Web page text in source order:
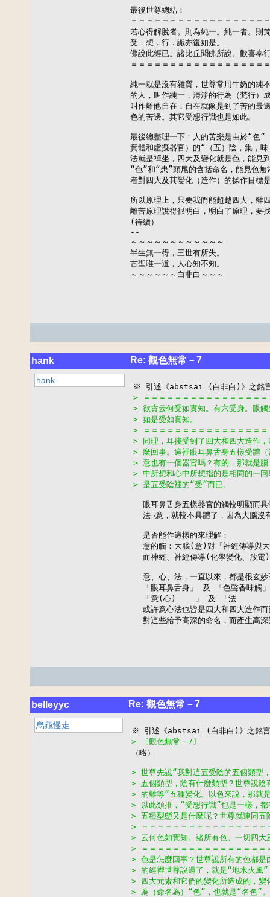
最後世尊總結：
＝＝＝＝＝＝＝＝＝＝＝＝＝＝＝＝＝
若心得解脫者。則為純一。純一者。則
受．想．行．識亦復如是。
佛說此經已。諸比丘聞佛所說。歡喜奉
＝＝＝＝＝＝＝＝＝＝＝＝＝＝＝＝＝
純一就是沒有雜質，世尊常用牛奶的純
的人，叫作純一，清淨的行為（梵行）
叫作離他自在，自在就像是到了苦的最
色的苦邊。其它受想行識也是如此。
最後總整理一下：人的苦樂是由於“色”
實體和虛擬器官）的“（五）陰，集，
法就是禪坐，四大及變化就是色，能見
“色”和“患”頭尾的含括命名，能見色
者對四大及其變化（造作）的操作目標
所以原理上，只要我們能超越四大，離
離苦原理說得很明白，明白了原理，要
(待續）
--
～～～～～～～～～～～～
半生無一得，三世有所失。
古聖唯一道，人心知不知。
～～～～～～白非白～～～
hank Re: 觀色無常－7
hank
> ＝＝＝＝＝＝＝＝＝＝＝＝＝＝＝
> 欲貪云何受如實知。有六受身。眼
> 如是受如實知。
> ＝＝＝＝＝＝＝＝＝＝＝＝＝＝＝
> 同理，耳接受到了四大和四大造作
> 麼回事。這裡眼耳鼻舌身五樣受體
> 意也有一個器官嗎？有的，那就是
> 中所想和心中所想指的是相同的一
> 是五受陰裡的“受”而已。
眼耳鼻舌身五樣器官的觸較明顯而
法→意，就較不具體了，因為大腦沒
  是否能作這樣的來理解：
意的觸：大腦(意)對『神經傳導與
而神經、神經傳導(化學變化、放電
意、心、法，一直以來，都是很玄妙
「眼耳鼻舌身」 及 「色聲香味觸
「意(心)    」 及 「法
或許意心法也皆是四大和四大造作
對這些給予高深的命名，而產生高
belleyyc Re: 觀色無常－7
烏龜慢走
> 〔觀色無常－7〕
（略）
> 世尊先說“我對這五受陰的五個類型
> 五個類型，陰有什麼類型？世尊說陰
> 的離等”五種變化。以色來說，那就
> 以此類推，“受想行識”也是一樣，
> 五種型態又是什麼呢？世尊就連同五
> ＝＝＝＝＝＝＝＝＝＝＝＝＝＝＝＝
> 云何色如實知。諸所有色。一切四大
> ＝＝＝＝＝＝＝＝＝＝＝＝＝＝＝＝
> 色是怎麼回事？世尊說所有的色都是
> 的經裡世尊說過了，就是“地水火風
> 四大元素和它們的變化所造成的，變
> 為（命名為）“色”，也就是“名色”